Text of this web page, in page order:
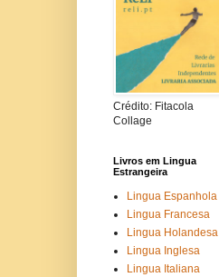
Crédito: Fitacola
Collage
Livros em Lingua
Estrangeira
Lingua Espanhola
Lingua Francesa
Lingua Holandesa
Lingua Inglesa
Lingua Italiana